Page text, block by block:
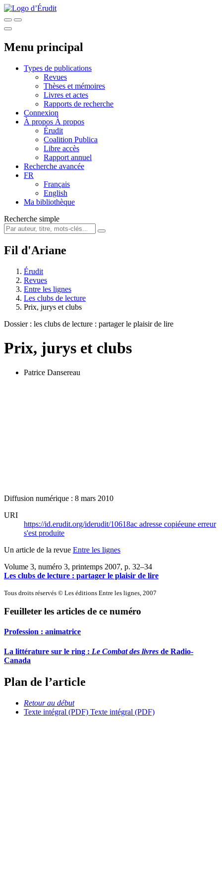
Menu principal
Types de publications
Revues
Thèses et mémoires
Livres et actes
Rapports de recherche
Connexion
À propos À propos
Érudit
Coalition Publica
Libre accès
Rapport annuel
Recherche avancée
FR
Français
English
Ma bibliothèque
Recherche simple
Fil d'Ariane
Érudit
Revues
Entre les lignes
Les clubs de lecture
Prix, jurys et clubs
Dossier : les clubs de lecture : partager le plaisir de lire
Prix, jurys et clubs
Patrice Dansereau
Diffusion numérique : 8 mars 2010
URI
https://id.erudit.org/iderudit/10618ac adresse copiéeune erreur
s'est produite
Un article de la revue Entre les lignes
Volume 3, numéro 3, printemps 2007, p. 32–34
Les clubs de lecture : partager le plaisir de lire
Tous droits réservés © Les éditions Entre les lignes, 2007
Feuilleter les articles de ce numéro
Profession : animatrice
La littérature sur le ring : Le Combat des livres de Radio-
Canada
Plan de l’article
Retour au début
Texte intégral (PDF) Texte intégral (PDF)